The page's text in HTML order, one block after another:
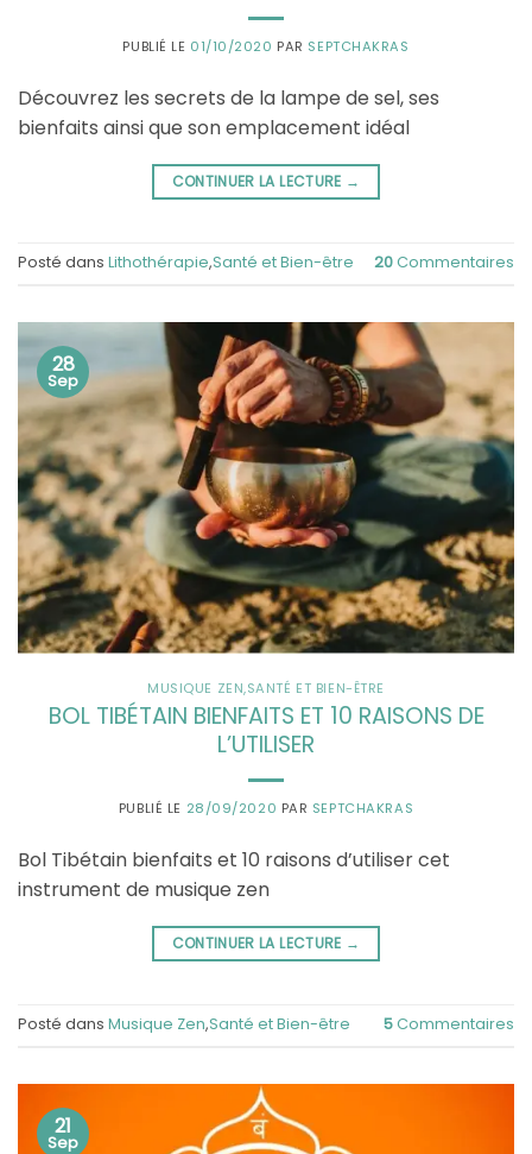
PUBLIÉ LE 01/10/2020 PAR SEPTCHAKRAS
Découvrez les secrets de la lampe de sel, ses
bienfaits ainsi que son emplacement idéal
CONTINUER LA LECTURE →
Posté dans Lithothérapie,Santé et Bien-être 20Commentaires
28
Sep
MUSIQUE ZEN,SANTÉ ET BIEN-ÊTRE
BOL TIBÉTAIN BIENFAITS ET 10 RAISONS DE
L’UTILISER
PUBLIÉ LE 28/09/2020 PAR SEPTCHAKRAS
Bol Tibétain bienfaits et 10 raisons d’utiliser cet
instrument de musique zen
CONTINUER LA LECTURE →
Posté dans Musique Zen,Santé et Bien-être 5Commentaires
21
Sep